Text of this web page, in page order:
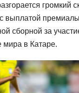
громкий
выплатой
сборной за
мира в Катаре.